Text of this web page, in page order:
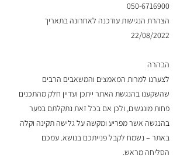
050-6716900
הצהרת הנגישות עודכנה לאחרונה בתאריך
22/08/2022
הבהרה
לצערנו למרות המאמצים והמשאבים הרבים
שהשקענו בהנגשת האתר ייתכן ועדיין חלק מהתכנים
פחות מונגשים, ולכן אם בכל זאת נתקלתם בפער
בהנגשה אשר מפריע ומקשה על גלישה תקינה וקלה
באתר – נשמח לקבל פנייתכם בנושא. עמכם
הסליחה מראש.